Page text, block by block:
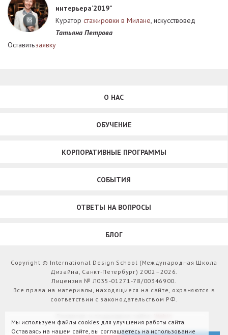
интерьера’2019”
Куратор стажировки в Милане, искусствовед
Татьяна Петрова
Оставитьзаявку
О НАС
ОБУЧЕНИЕ
КОРПОРАТИВНЫЕ ПРОГРАММЫ
СОБЫТИЯ
ОТВЕТЫ НА ВОПРОСЫ
БЛОГ
Copyright © International Design School (Международная Школа
Дизайна, Санкт-Петербург) 2002–2026.
Лицензия № Л035-01271-78/00346900.
Все права на материалы, находящиеся на сайте, охраняются в
соответствии с законодательством РФ.
Мы используем файлы cookies для улучшения работы сайта.
Оставаясь на нашем сайте, вы соглашаетесь на использование